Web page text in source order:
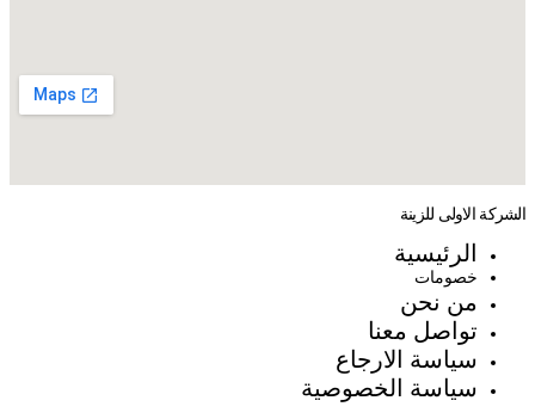
الشركة الاولى للزينة
الرئيسية
خصومات
من نحن
تواصل معنا
سياسة الارجاع
سياسة الخصوصية